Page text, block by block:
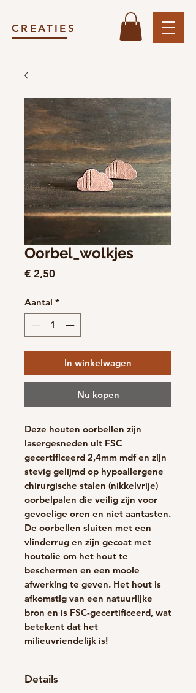
CREATIES
Oorbel_wolkjes
€ 2,50Prijs
Aantal *
In winkelwagen
Nu kopen
Deze houten oorbellen zijn
lasergesneden uit FSC
gecertificeerd 2,4mm mdf en zijn
stevig gelijmd op hypoallergene
chirurgische stalen (nikkelvrije)
oorbelpalen die veilig zijn voor
gevoelige oren en niet aantasten.
De oorbellen sluiten met een
vlinderrug en zijn gecoat met
houtolie om het hout te
beschermen en een mooie
afwerking te geven. Het hout is
afkomstig van een natuurlijke
bron en is FSC-gecertificeerd, wat
betekent dat het
milieuvriendelijk is!
Details